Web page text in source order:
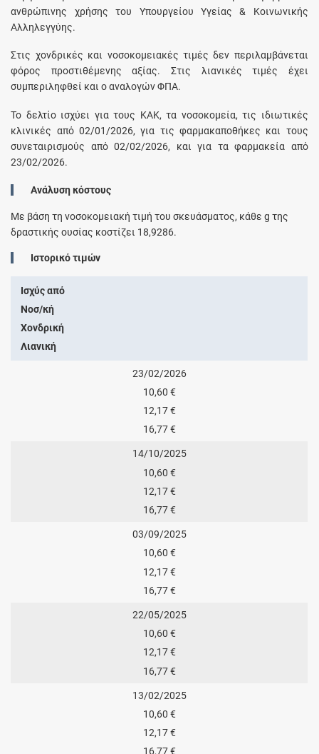
ανθρώπινης χρήσης του Υπουργείου Υγείας & Κοινωνικής
Αλληλεγγύης.
Στις χονδρικές και νοσοκομειακές τιμές δεν περιλαμβάνεται
φόρος προστιθέμενης αξίας. Στις λιανικές τιμές έχει
συμπεριληφθεί και ο αναλογών ΦΠΑ.
Το δελτίο ισχύει για τους ΚΑΚ, τα νοσοκομεία, τις ιδιωτικές
κλινικές από 02/01/2026, για τις φαρμακαποθήκες και τους
συνεταιρισμούς από 02/02/2026, και για τα φαρμακεία από
23/02/2026.
Ανάλυση κόστους
Με βάση τη νοσοκομειακή τιμή του σκευάσματος, κάθεg της
δραστικής ουσίας κοστίζει 18,9286.
Ιστορικό τιμών
Ισχύς από
Νοσ/κή
Χονδρική
Λιανική
23/02/2026
10,60 €
12,17 €
16,77 €
14/10/2025
10,60 €
12,17 €
16,77 €
03/09/2025
10,60 €
12,17 €
16,77 €
22/05/2025
10,60 €
12,17 €
16,77 €
13/02/2025
10,60 €
12,17 €
16,77 €